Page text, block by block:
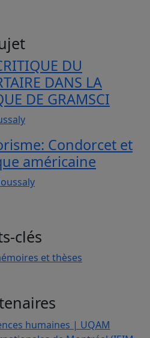
DU
DANS LA
DE GRAMSCI
Condorcet et
américaine
clés
et thèses